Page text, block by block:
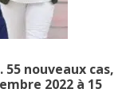
nouveaux cas,
2022 à 15